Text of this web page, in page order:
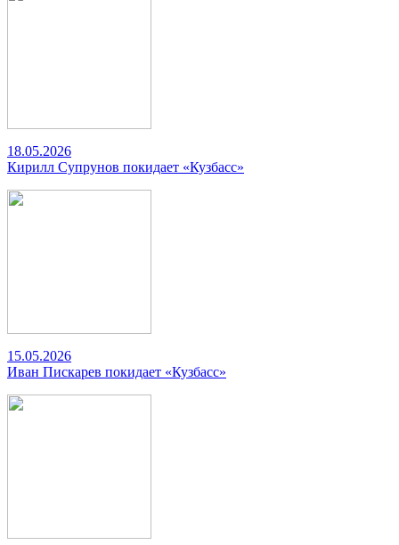
18.05.2026
Кирилл Супрунов покидает «Кузбасс»
15.05.2026
Иван Пискарев покидает «Кузбасс»